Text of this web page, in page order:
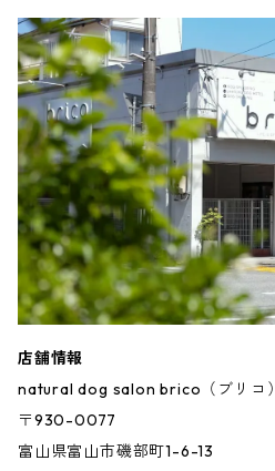
店舗情報
natural dog salon brico（ブリコ）
〒930-0077
富山県富山市磯部町1-6-13